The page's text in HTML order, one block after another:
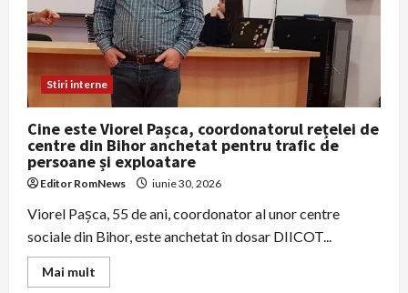
accidentează
Stiri interne
Cine este Viorel Pașca, coordonatorul rețelei de
centre din Bihor anchetat pentru trafic de
persoane și exploatare
Editor RomNews iunie 30, 2026
Viorel Pașca, 55 de ani, coordonator al unor centre
sociale din Bihor, este anchetat în dosar DIICOT...
Mai mult
more